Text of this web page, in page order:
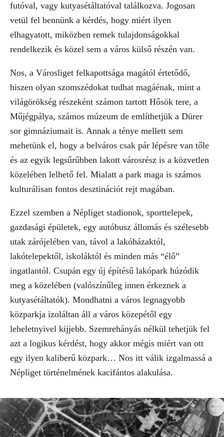
futóval, vagy kutyasétáltatóval találkozva. Jogosan
vetül fel bennünk a kérdés, hogy miért ilyen
elhagyatott, miközben remek tulajdonságokkal
rendelkezik és közel sem a város külső részén van.
Nos, a Városliget felkapottsága magától értetődő,
hiszen olyan szomszédokat tudhat magáénak, mint a
világörökség részeként számon tartott Hősök tere, a
Műjégpálya, számos múzeum de említhetjük a Dürer
sor gimnáziumait is. Annak a ténye mellett sem
mehetünk el, hogy a belváros csak pár lépésre van tőle
és az egyik legsűrűbben lakott városrész is a közvetlen
közelében lelhető fel. Mialatt a park maga is számos
kulturálisan fontos desztinációt rejt magában.
Ezzel szemben a Népliget stadionok, sporttelepek,
gazdasági épületek, egy autóbusz állomás és szélesebb
utak zárójelében van, távol a lakóházaktól,
lakótelepektől, iskoláktól és minden más “élő”
ingatlantól. Csupán egy új építésű lakópark húzódik
meg a közelében (valószínűleg innen érkeznek a
kutyasétáltatók). Mondhatni a város legnagyobb
közparkja izoláltan áll a város közepétől egy
leheletnyivel kijjebb. Szemrehányás nélkül tehetjük fel
azt a logikus kérdést, hogy akkor mégis miért van ott
egy ilyen kaliberű közpark… Nos itt válik izgalmassá a
Népliget történelmének kacifántos alakulása.